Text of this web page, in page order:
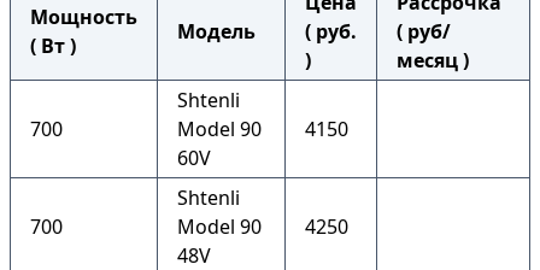
Мощность
( Вт )
Модель
( руб.
)
( руб/
месяц )
700
Shtenli
Model 90
60V
4150
700
Shtenli
Model 90
48V
4250